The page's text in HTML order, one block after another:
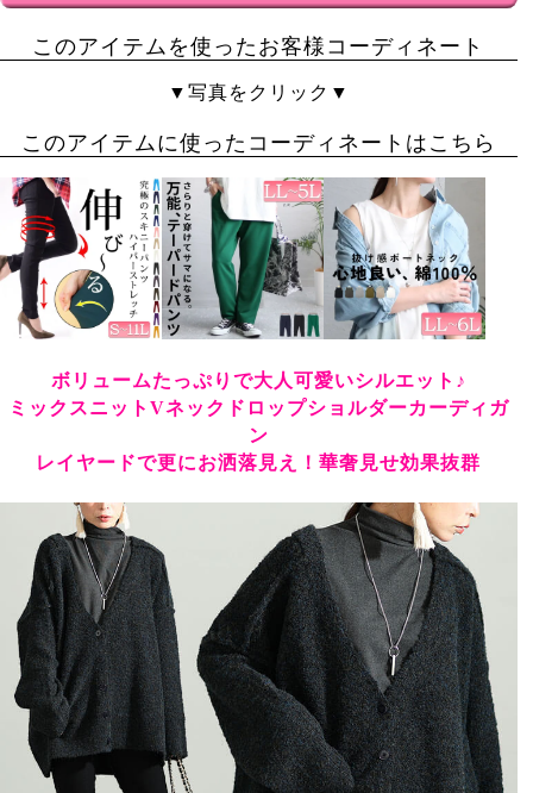
このアイテムを使ったお客様コーディネート
▼写真をクリック▼
このアイテムに使ったコーディネートはこちら
ボリュームたっぷりで大人可愛いシルエット♪
ミックスニットVネックドロップショルダーカーディガ
ン
レイヤードで更にお洒落見え！華奢見せ効果抜群